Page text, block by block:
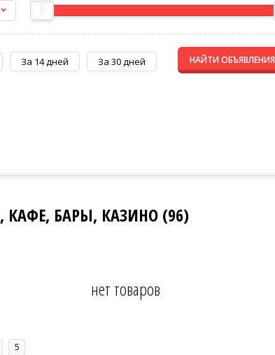
За 14 дней За 30 дней НАЙТИ ОБЪЯВЛЕНИЯ
КАФЕ, БАРЫ, КАЗИНО (96)
нет товаров
5